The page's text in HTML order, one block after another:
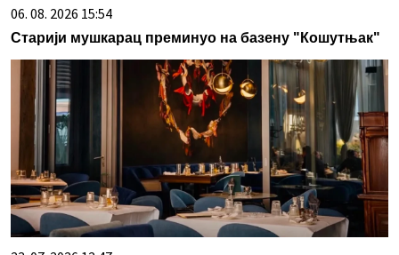
06. 08. 2026 15:54
Старији мушкарац преминуо на базену "Кошутњак"